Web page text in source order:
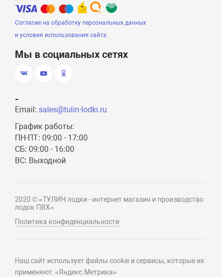
Согласие на обработку персональных данных
и условия использования сайта
Мы в социальных сетях
-
Email: sales@tulin-lodki.ru
График работы:
ПН-ПТ: 09:00 - 17:00
СБ: 09:00 - 16:00
ВС: Выходной
2020 © «ТУЛИН лодки - интернет магазин и производство
лодок ПВХ»
Политика конфиденциальности
Наш сайт использует файлы cookie и сервисы, которые их
применяют: «Яндекс.Метрика»